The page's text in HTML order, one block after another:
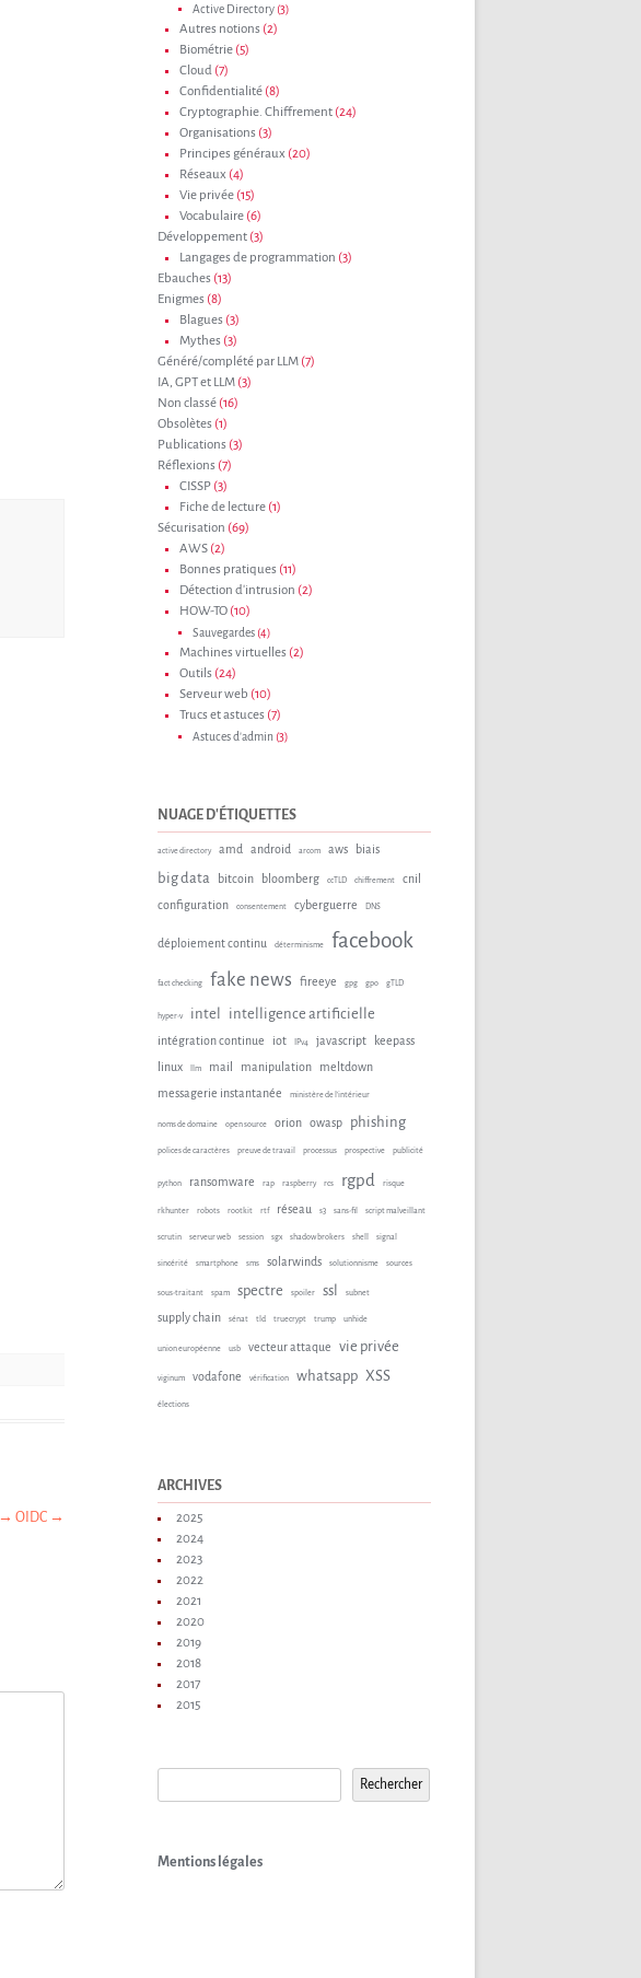
→ OIDC →
Active Directory (3)
Autres notions (2)
Biométrie (5)
Cloud (7)
Confidentialité (8)
Cryptographie. Chiffrement (24)
Organisations (3)
Principes généraux (20)
Réseaux (4)
Vie privée (15)
Vocabulaire (6)
Développement (3)
Langages de programmation (3)
Ebauches (13)
Enigmes (8)
Blagues (3)
Mythes (3)
Généré/complété par LLM (7)
IA, GPT et LLM (3)
Non classé (16)
Obsolètes (1)
Publications (3)
Réflexions (7)
CISSP (3)
Fiche de lecture (1)
Sécurisation (69)
AWS (2)
Bonnes pratiques (11)
Détection d'intrusion (2)
HOW-TO (10)
Sauvegardes (4)
Machines virtuelles (2)
Outils (24)
Serveur web (10)
Trucs et astuces (7)
Astuces d'admin (3)
NUAGE D'ÉTIQUETTES
active directory amd android arcom aws biais
big data bitcoin bloomberg ccTLD chiffrement
cnil
configuration
consentement cyberguerre DNS
déploiement continu déterminisme facebook
fact checking fake news fireeye gpg gpo gTLD
hyper-v intel intelligence artificielle
intégration continue iot IPv4 javascript
keepass
linux
llm mail manipulation
meltdown
messagerie instantanée
ministère de l'intérieur
noms de domaine open source orion owasp phishing
polices de caractères preuve de travail processus prospective publicité
python ransomware rap raspberry rcs rgpd risque
rkhunter robots rootkit rtf réseau s3 sans-fil script malveillant
scrutin serveur web session sgx shadow brokers shell signal
sincérité smartphone sms solarwinds solutionnisme sources
sous-traitant spam spectre spoiler ssl subnet
supply chain sénat tld truecrypt trump unhide
union européenne usb vecteur attaque vie privée
viginum vodafone vérification whatsapp XSS
élections
ARCHIVES
2025
2024
2023
2022
2021
2020
2019
2018
2017
2015
Rechercher
Mentions légales